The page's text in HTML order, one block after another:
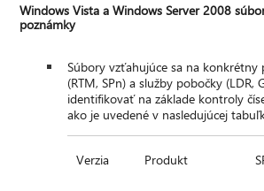
Windows Vista a Windows Server 2008
poznámky
Súbory vzťahujúce sa na konkrétny
(RTM, SPn) a služby pobočky (LDR,
identifikovať na základe kontroly
ako je uvedené v nasledujúcej
Verzia Produkt